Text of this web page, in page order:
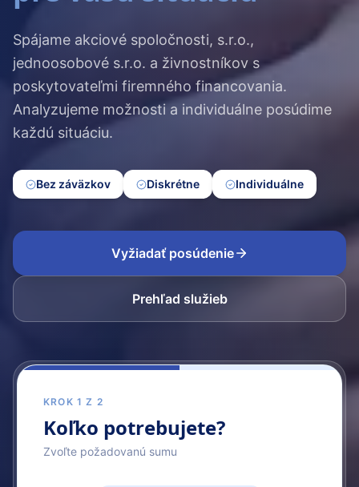
Spájame akciové spoločnosti, s.r.o.,
jednoosobové s.r.o. a živnostníkov s
poskytovateľmi firemného financovania.
Analyzujeme možnosti a individuálne posúdime
každú situáciu.
Bez záväzkov Diskrétne Individuálne
Vyžiadať posúdenie
Prehľad služieb
KROK 1 Z 2
Koľko potrebujete?
Zvoľte požadovanú sumu